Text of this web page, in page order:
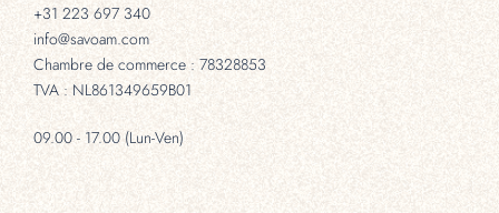
+31 223 697 340
info@savoam.com
Chambre de commerce : 78328853
TVA : NL861349659B01
09.00 - 17.00 (Lun-Ven)